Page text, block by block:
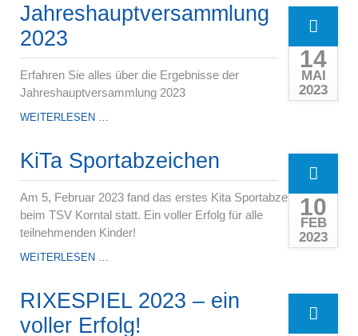
WERDEN
SPAREN!
Jahreshauptversammlung
2023
14
MAI
2023
Erfahren Sie alles über die Ergebnisse der
Jahreshauptversammlung 2023
WEITERLESEN …
KiTa Sportabzeichen
10
FEB
2023
Am 5, Februar 2023 fand das erstes Kita Sportabzeichen
beim TSV Korntal statt. Ein voller Erfolg für alle
teilnehmenden Kinder!
WEITERLESEN …
RIXESPIEL 2023 – ein
voller Erfolg!